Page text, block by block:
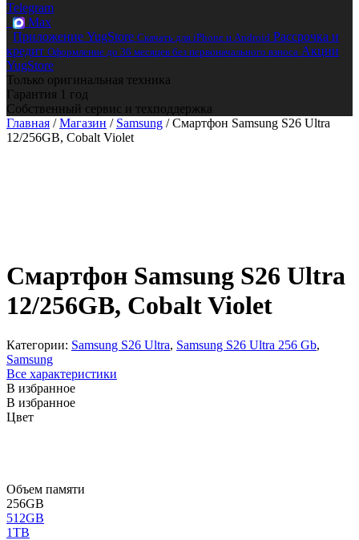
Telegram
Max
Приложение YugStore Скачать для iPhone и Android Рассрочка и
кредит Оформление до 36 месяцев без первоначального взноса Акции
YugStore
Только оригинальная техника
Гарантия 1 год
Собственный сервис и техподдержка
Главная /Магазин / Samsung / Смартфон Samsung S26 Ultra
12/256GB, Cobalt Violet
Смартфон Samsung S26 Ultra
12/256GB, Cobalt Violet
Категории: Samsung S26 Ultra, Samsung S26 Ultra 256 Gb,
Samsung
Все характеристики
В избранное
В избранное
Цвет
Объем памяти
256GB
512GB
1TB